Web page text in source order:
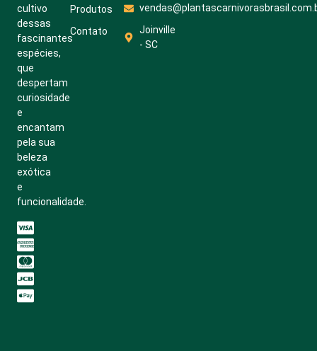
cultivo
dessas
fascinantes
espécies,
que
despertam
curiosidade
e
encantam
pela sua
beleza
exótica
e
funcionalidade.
Produtos
Contato
Joinville
- SC